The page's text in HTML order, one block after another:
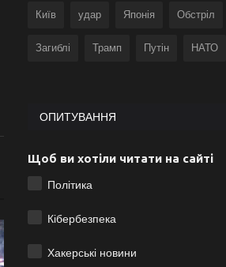
Київ удар Японія Обстріл
Загиблі Трамп Путін НАТО
ОПИТУВАННЯ
Щоб ви хотіли читати на сайті
Політика
Кібербезпека
Хакерські новини